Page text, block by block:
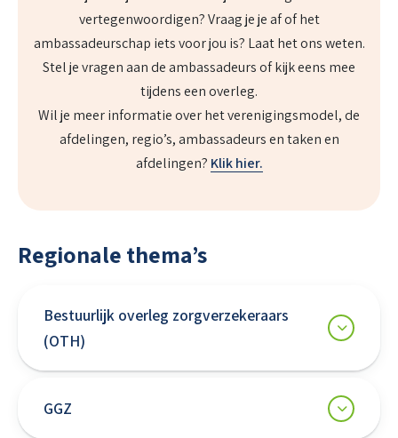
vertegenwoordigen? Vraag je je af of het
ambassadeurschap iets voor jou is? Laat het ons weten.
Stel je vragen aan de ambassadeurs of kijk eens mee
tijdens een overleg.
Wil je meer informatie over het verenigingsmodel, de
afdelingen, regio’s, ambassadeurs en taken en
afdelingen? Klik hier.
Regionale thema’s
Bestuurlijk overleg zorgverzekeraars
(OTH)
GGZ